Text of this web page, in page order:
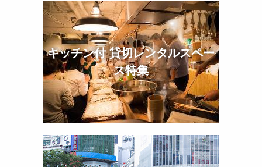
キッチン付 貸切レンタルスペー
ス特集